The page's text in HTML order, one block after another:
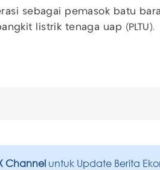
sebagai pemasok batu
listrik tenaga uap (PLTU).
Channel untuk Update Berita